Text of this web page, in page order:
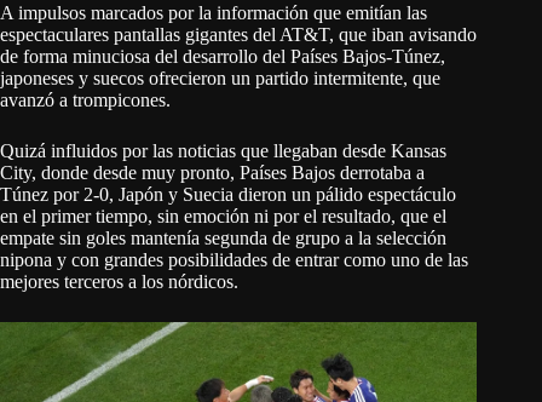
A impulsos marcados por la información que emitían las
espectaculares pantallas gigantes del AT&T, que iban avisando
de forma minuciosa del desarrollo del Países Bajos-Túnez,
japoneses y suecos ofrecieron un partido intermitente, que
avanzó a trompicones.
Quizá influidos por las noticias que llegaban desde Kansas
City, donde desde muy pronto, Países Bajos derrotaba a
Túnez por 2-0, Japón y Suecia dieron un pálido espectáculo
en el primer tiempo, sin emoción ni por el resultado, que el
empate sin goles mantenía segunda de grupo a la selección
nipona y con grandes posibilidades de entrar como uno de las
mejores terceros a los nórdicos.